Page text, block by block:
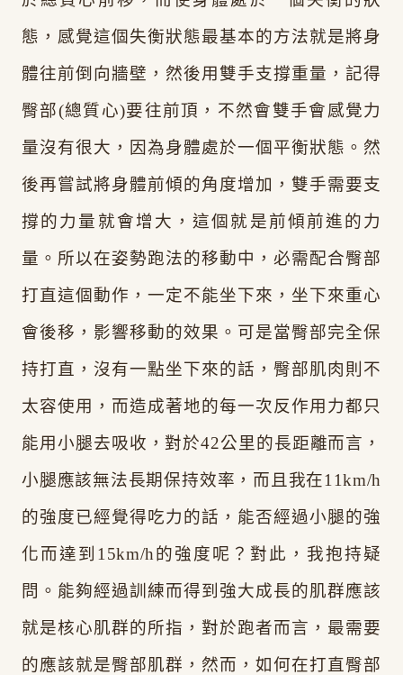
態，感覺這個失衡狀態最基本的方法就是將身
體往前倒向牆壁，然後用雙手支撐重量，記得
臀部(總質心)要往前頂，不然會雙手會感覺力
量沒有很大，因為身體處於一個平衡狀態。然
後再嘗試將身體前傾的角度增加，雙手需要支
撐的力量就會增大，這個就是前傾前進的力
量。所以在姿勢跑法的移動中，必需配合臀部
打直這個動作，一定不能坐下來，坐下來重心
會後移，影響移動的效果。可是當臀部完全保
持打直，沒有一點坐下來的話，臀部肌肉則不
太容使用，而造成著地的每一次反作用力都只
能用小腿去吸收，對於42公里的長距離而言，
小腿應該無法長期保持效率，而且我在11km/h
的強度已經覺得吃力的話，能否經過小腿的強
化而達到15km/h的強度呢？對此，我抱持疑
問。能夠經過訓練而得到強大成長的肌群應該
就是核心肌群的所指，對於跑者而言，最需要
的應該就是臀部肌群，然而，如何在打直臀部